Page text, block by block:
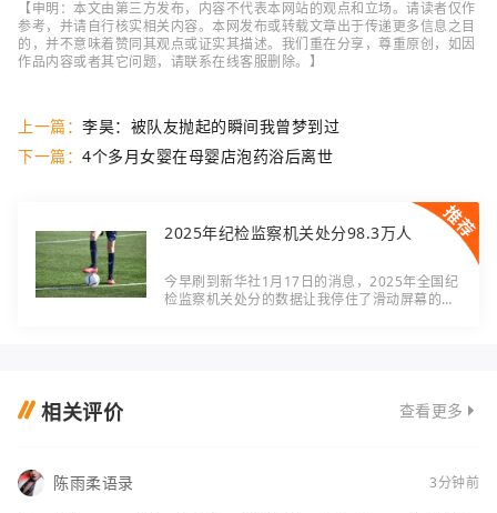
【申明：本文由第三方发布，内容不代表本网站的观点和立场。请读者仅作
参考，并请自行核实相关内容。本网发布或转载文章出于传递更多信息之目
的，并不意味着赞同其观点或证实其描述。我们重在分享，尊重原创，如因
作品内容或者其它问题，请联系在线客服删除。】
上一篇： 李昊：被队友抛起的瞬间我曾梦到过
下一篇： 4个多月女婴在母婴店泡药浴后离世
2025年纪检监察机关处分98.3万人
今早刷到新华社1月17日的消息，2025年全国纪
检监察机关处分的数据让我停住了滑动屏幕的手
相关评价 查看更多
陈雨柔语录 3分钟前